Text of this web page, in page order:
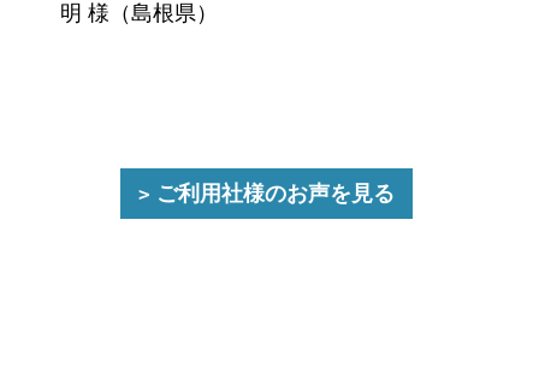
明 様（島根県）
ご利用社様のお声を見る